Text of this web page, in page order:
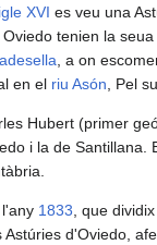
XVI es veu una
tenien la
, a on
en el riu Asón , Pel
Hubert (primer
i la de Santillana.
1833 , que dividix
d'Oviedo,